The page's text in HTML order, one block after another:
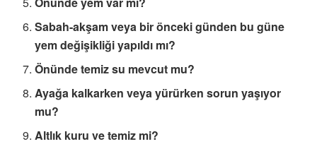
Sabah-akşam veya bir önceki günden bu güne
yem değişikliği yapıldı mı?
Önünde temiz su mevcut mu?
Ayağa kalkarken veya yürürken sorun yaşıyor
mu?
Altlık kuru ve temiz mi?